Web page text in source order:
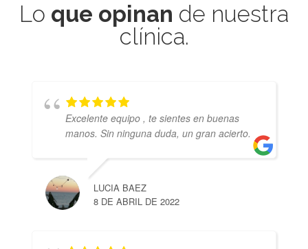
Lo que opinan de nuestra
clínica.
Excelente equipo , te sientes en buenas
manos. Sin ninguna duda, un gran acierto.
LUCIA BAEZ
8 DE ABRIL DE 2022